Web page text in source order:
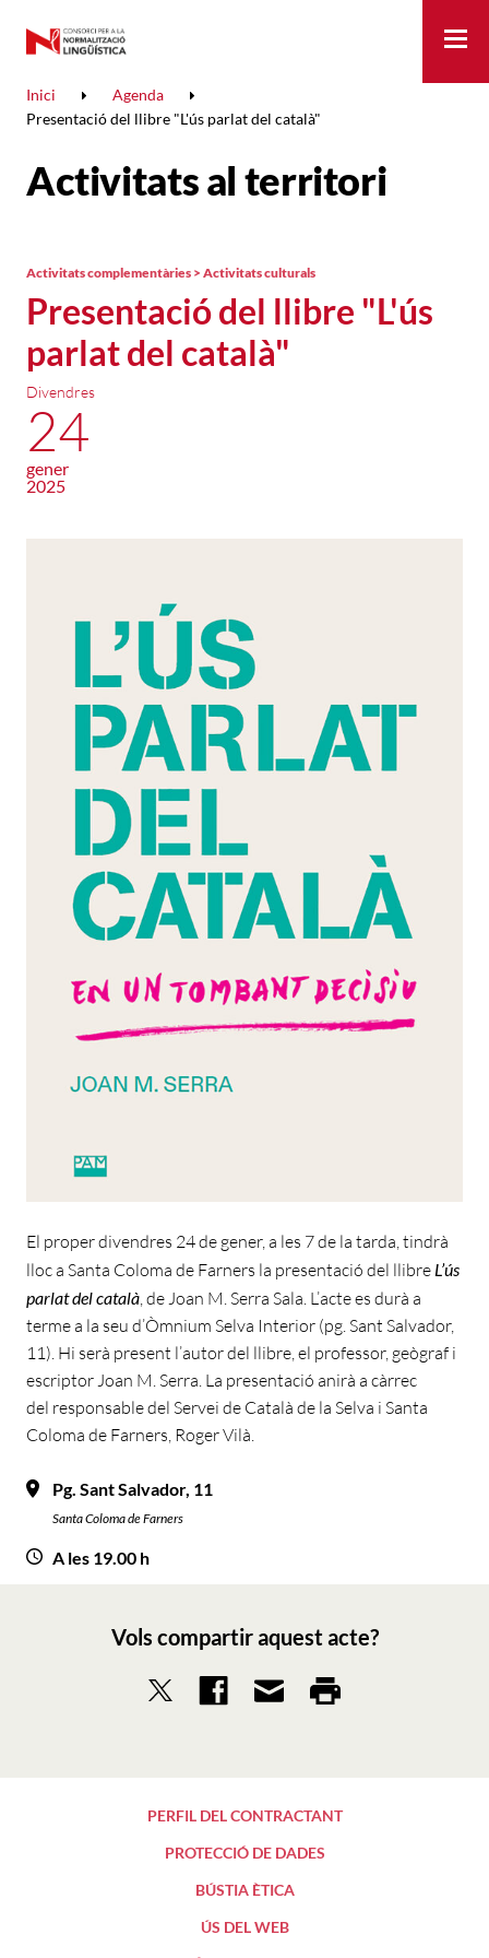
Inici
Agenda
Presentació del llibre "L'ús parlat del català"
Activitats al territori
Presentació del llibre "L'ús
parlat del català"
Activitats complementàries > Activitats culturals
Divendres
24
gener
2025
El proper divendres 24 de gener, a les 7 de la tarda, tindrà
lloc a Santa Coloma de Farners la presentació del llibre L’ús
parlat del català , de Joan M. Serra Sala. L’acte es durà a
terme a la seu d’Òmnium Selva Interior (pg. Sant Salvador,
11). Hi serà present l’autor del llibre, el professor, geògraf i
escriptor Joan M. Serra. La presentació anirà a càrrec
del responsable del Servei de Català de la Selva i Santa
Coloma de Farners, Roger Vilà.
Pg. Sant Salvador, 11
Santa Coloma de Farners
A les 19.00 h
Vols compartir aquest acte?
PERFIL DEL CONTRACTANT
PROTECCIÓ DE DADES
BÚSTIA ÈTICA
ÚS DEL WEB